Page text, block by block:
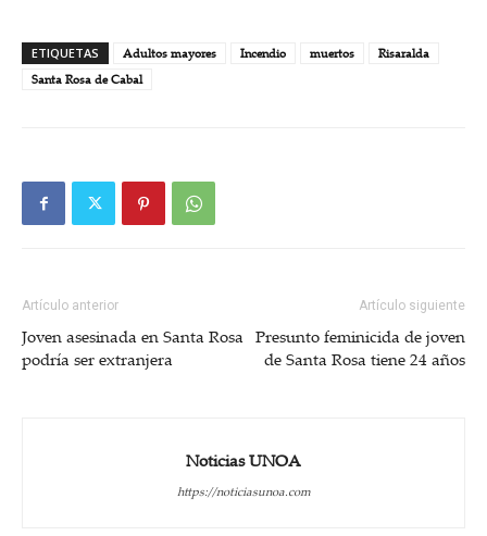
ETIQUETAS Adultos mayores Incendio muertos
Risaralda
Santa Rosa de Cabal
Artículo anterior
Joven asesinada en Santa Rosa
podría ser extranjera
Artículo siguiente
Presunto feminicida de joven
de Santa Rosa tiene 24 años
Noticias UNOA
https://noticiasunoa.com